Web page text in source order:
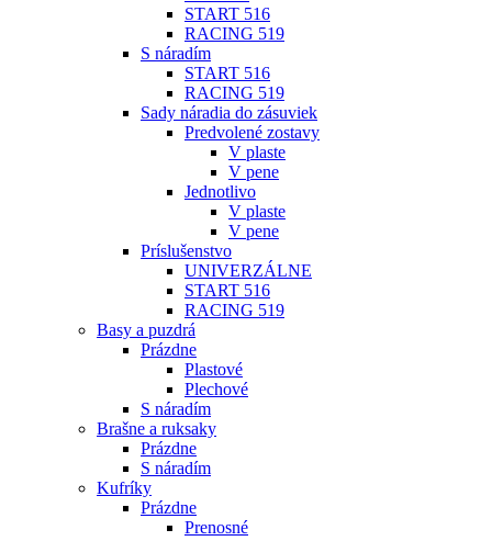
START 516
RACING 519
S náradím
START 516
RACING 519
Sady náradia do zásuviek
Predvolené zostavy
V plaste
V pene
Jednotlivo
V plaste
V pene
Príslušenstvo
UNIVERZÁLNE
START 516
RACING 519
Basy a puzdrá
Prázdne
Plastové
Plechové
S náradím
Brašne a ruksaky
Prázdne
S náradím
Kufríky
Prázdne
Prenosné